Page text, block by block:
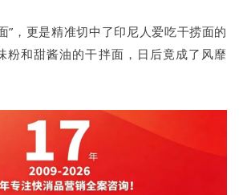
”，更是精准切中了印尼人爱吃干捞面的
粉和甜酱油的干拌面，日后竟成了风靡